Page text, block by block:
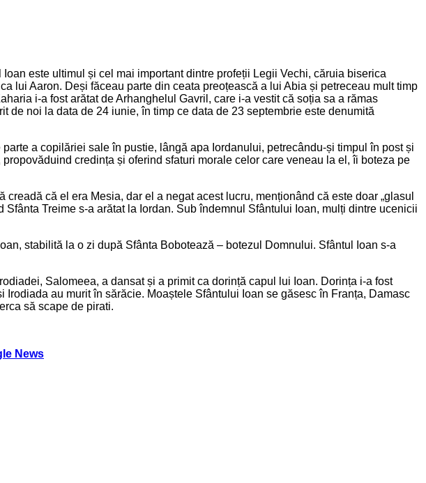
este ultimul și cel mai important dintre profeții Legii Vechi, căruia biserica
lui Aaron. Deși făceau parte din ceata preoțească a lui Abia și petreceau mult timp
i-a fost arătat de Arhanghelul Gavril, care i-a vestit că soția sa a rămas
de noi la data de 24 iunie, în timp ce data de 23 septembrie este denumită
a copilăriei sale în pustie, lângă apa Iordanului, petrecându-și timpul în post și
credința și oferind sfaturi morale celor care veneau la el, îi boteza pe
că el era Mesia, dar el a negat acest lucru, menționând că este doar „glasul
Treime s-a arătat la Iordan. Sub îndemnul Sfântului Ioan, mulți dintre ucenicii
stabilită la o zi după Sfânta Bobotează – botezul Domnului. Sfântul Ioan s-a
Salomeea, a dansat și a primit ca dorință capul lui Ioan. Dorința i-a fost
au murit în sărăcie. Moaștele Sfântului Ioan se găsesc în Franța, Damasc
să scape de pirati.
News